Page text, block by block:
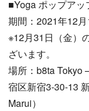
■Yoga ポップア
期間：2021年12
※12月31日（金）
ざいます。
場所：b8ta Tokyo
宿区新宿3-30-13
Marui）